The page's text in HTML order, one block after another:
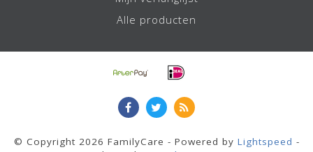
Alle producten
© Copyright 2026 FamilyCare - Powered by Lightspeed -